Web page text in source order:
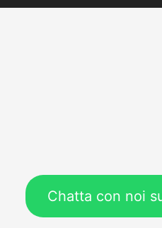
Chatta con noi